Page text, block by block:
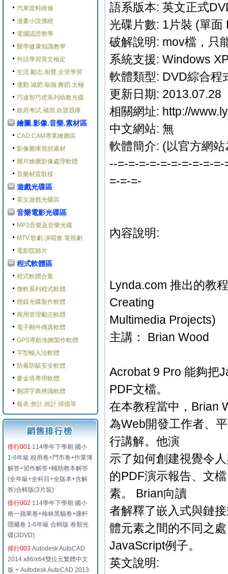
汽車資料維修
漫畫小說佛經
電腦認證教學
醫學健康知識教學
外語學習英文檢定
生活.勵志.相聲.企管學習
運動.減肥.瑜珈.舞蹈.太極
巧連智巧虎系列幼教光碟
政府考試,補習,命題題庫
繪圖.影像.音樂.素材區
CAD.CAM專業繪圖區
影像圖庫視頻素材
圖片繪圖影像處理軟體
音樂材質取樣
遊戲光碟區
英文遊戲光碟區
音樂電影光碟區
MP3音樂及音樂光碟
MTV.歌劇.演唱會.電視劇
電影院縣片
程式軟體區
程式軟體合集
微軟系列程式軟體
燒錄光碟製作軟體
商用管理勵志軟體
電子郵件傳真軟體
GPS導航地圖製作軟體
字型輸入法軟體
防毒防駭安全軟體
麥金塔專用軟體
翻譯字典辨識軟體
報表.會計.統計.掃描等
排行001 114學年下學期 國小
1-6年級 校用卷+門市卷+作業簿
解答+習作解答+輔助教本解答
(全年級+全科目+全版本+含解
答)合輯版(3片裝)
排行002 114學年下學期 國小
南一蘋果卷+翰林黑貓卷+康軒
隱藏卷 1-6年級 合輯版 卷類光
碟(3DVD)
排行003 Autodesk AutoCAD
2014 x86/x64雙位元繁體中文
版 + Autodesk AutoCAD 2013
語系版本: 英文正式
光碟片數: 1片裝 (單面
破解說明: mov檔，只
系統支援: Windows
軟體類型: DVD綜合程
更新日期: 2013.07.28
相關網址: http://
中文網站: 無
軟體簡介: (以官方網站
--=-=-=-=-=-=-=-=-=-
=-=-=-
內容說明:
Lynda.com 推出的教
Creating
Multimedia Projects)
主講： Brian Wood
Acrobat 9 Pro 能夠把
PDF文檔。
在本教程當中，Brian
為Web開發工作者、
行講解。他演
示了如何創建視覺令
的PDF演示報告、文
素。 Brian向讀
者解釋了嵌入式與鏈
體元素之間的不同之
JavaScript例子。
英文說明: